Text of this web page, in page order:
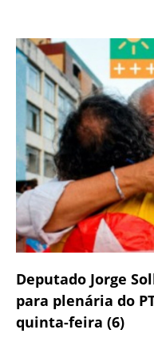
Deputado Jorge
para plenária do
quinta-feira (6)